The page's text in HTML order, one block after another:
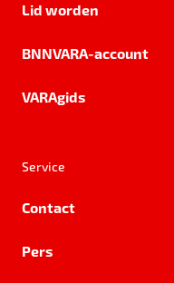
Lid worden
BNNVARA-account
VARAgids
Service
Contact
Pers